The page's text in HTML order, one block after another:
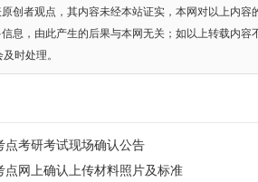
创者观点，其内容未经本站证实，本网对以上内
息，由此产生的后果与本网无关；如以上转载内容
时处理。
点考研考试现场确认公告
点网上确认上传材料照片及标准